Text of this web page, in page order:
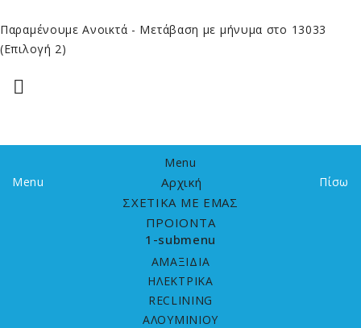
Παραμένουμε Ανοικτά - Μετάβαση με μήνυμα στο 13033
(Επιλογή 2)

Menu
Menu
Πίσω
Αρχική
ΣΧΕΤΙΚΑ ΜΕ ΕΜΑΣ
ΠΡΟΙΟΝΤΑ
1-submenu
ΑΜΑΞΙΔΙΑ
HΛΕΚΤΡΙΚΑ
RECLINING
ΑΛΟΥΜΙΝΙΟΥ